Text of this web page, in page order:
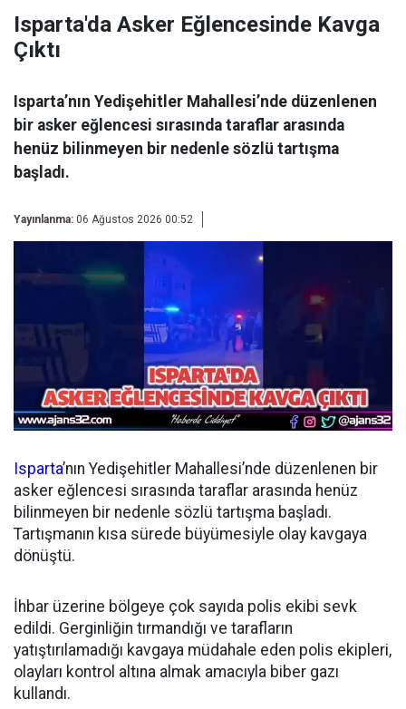
Isparta'da Asker Eğlencesinde Kavga
Çıktı
Isparta’nın Yedişehitler Mahallesi’nde düzenlenen
bir asker eğlencesi sırasında taraflar arasında
henüz bilinmeyen bir nedenle sözlü tartışma
başladı.
Yayınlanma: 06 Ağustos 2026 00:52
Isparta’nın Yedişehitler Mahallesi’nde düzenlenen bir
asker eğlencesi sırasında taraflar arasında henüz
bilinmeyen bir nedenle sözlü tartışma başladı.
Tartışmanın kısa sürede büyümesiyle olay kavgaya
dönüştü.
İhbar üzerine bölgeye çok sayıda polis ekibi sevk
edildi. Gerginliğin tırmandığı ve tarafların
yatıştırılamadığı kavgaya müdahale eden polis ekipleri,
olayları kontrol altına almak amacıyla biber gazı
kullandı.